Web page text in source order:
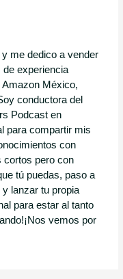
me dedico a vender
de experiencia
Amazon México,
conductora del
Podcast en
para compartir mis
con
cortos pero con
tú puedas, paso a
lanzar tu propia
para estar al tanto
vemos por